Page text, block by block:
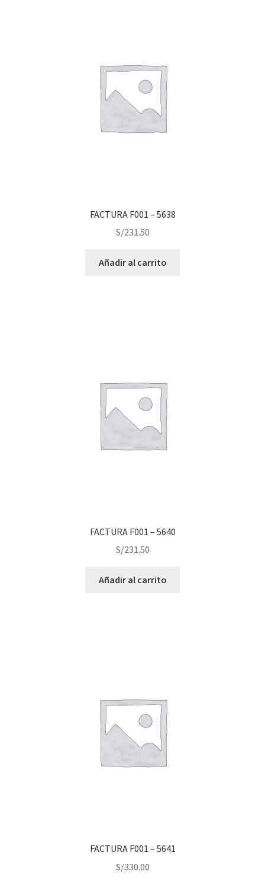
FACTURA F001 – 5638
S/231.50
Añadir al carrito
FACTURA F001 – 5640
S/231.50
Añadir al carrito
FACTURA F001 – 5641
S/330.00